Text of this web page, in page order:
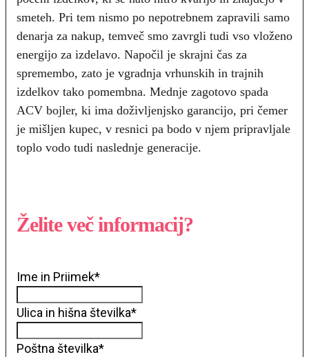
smeteh. Pri tem nismo po nepotrebnem zapravili samo
denarja za nakup, temveč smo zavrgli tudi vso vloženo
energijo za izdelavo. Napočil je skrajni čas za
spremembo, zato je vgradnja vrhunskih in trajnih
izdelkov tako pomembna. Mednje zagotovo spada
ACV bojler, ki ima doživljenjsko garancijo, pri čemer
je mišljen kupec, v resnici pa bodo v njem pripravljale
toplo vodo tudi naslednje generacije.
Želite več informacij?
Ime in Priimek*
Ulica in hišna številka*
Poštna številka*